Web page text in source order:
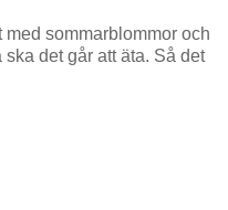
med sommarblommor och
det går att äta. Så det